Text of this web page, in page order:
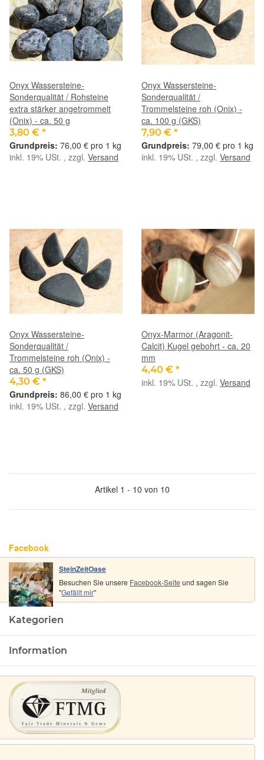
Onyx Wassersteine-
Sonderqualität / Rohsteine
extra stärker angetrommelt
(Onix) - ca. 50 g
3,80 € *
76,00 € pro 1 kg
inkl. 19% USt. , zzgl. Versand
Onyx Wassersteine-
Sonderqualität /
Trommelsteine roh (Onix) -
ca. 100 g (GKS)
7,90 € *
79,00 € pro 1 kg
inkl. 19% USt. , zzgl. Versand
Onyx Wassersteine-
Sonderqualität /
Trommelsteine roh (Onix) -
ca. 50 g (GKS)
4,30 € *
86,00 € pro 1 kg
inkl. 19% USt. , zzgl. Versand
Onyx-Marmor (Aragonit-
Calcit) Kugel gebohrt - ca. 20
mm
4,40 € *
inkl. 19% USt. , zzgl. Versand
Artikel 1 - 10 von 10
Facebook
SteinZeitOase
Besuchen Sie unsere Facebook-Seite und sagen Sie
"Gefällt mir"
Kategorien
Information